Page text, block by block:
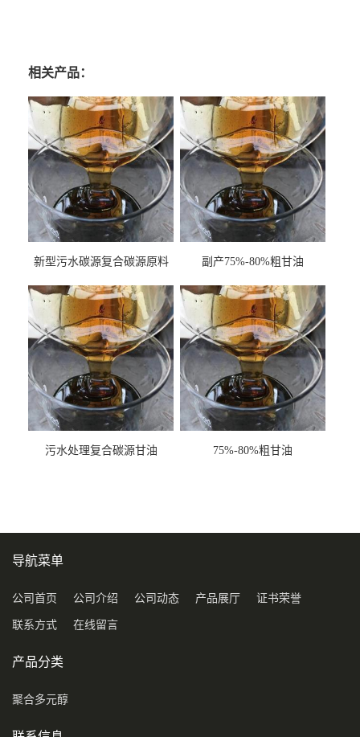
相关产品：
新型污水碳源复合碳源原料
副产75%-80%粗甘油
污水处理复合碳源甘油
75%-80%粗甘油
导航菜单
公司首页 公司介绍 公司动态 产品展厅 证书荣誉
联系方式 在线留言
产品分类
聚合多元醇